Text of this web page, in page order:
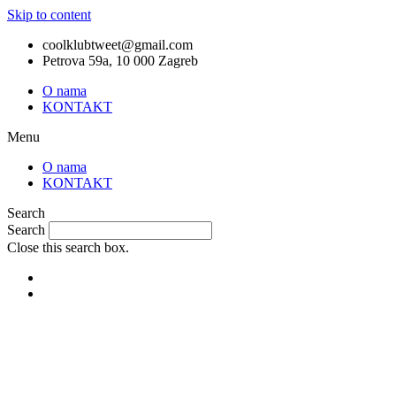
Skip to content
coolklubtweet@gmail.com
Petrova 59a, 10 000 Zagreb
O nama
KONTAKT
Menu
O nama
KONTAKT
Search
Search
Close this search box.